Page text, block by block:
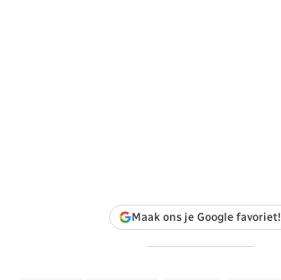
Maak ons je Google favoriet!